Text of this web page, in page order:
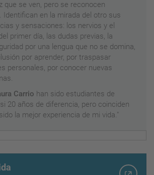
que se ven, pero se reconocen
Identifican en la mirada del otro sus
y sensaciones: los nervios y el
primer día, las dudas previas, la
por una lengua que no se domina,
por aprender, por traspasar
personales, por conocer nuevas
Carrio han sido estudiantes de
20 años de diferencia, pero coinciden
la mejor experiencia de mi vida."